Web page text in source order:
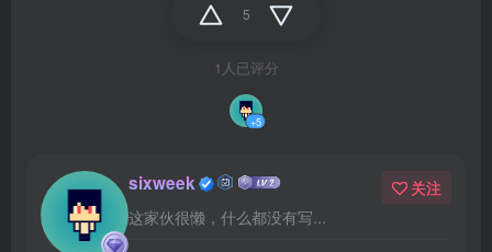
5
1人已评分
+5
sixweek
这家伙很懒，什么都没有写...
关注